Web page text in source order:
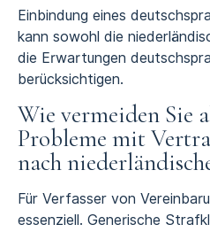
Einbindung eines
kann sowohl die
die Erwartungen
berücksichtigen.
Wie vermeiden Sie
Probleme mit
nach
Für Verfasser von
essenziell. Generische